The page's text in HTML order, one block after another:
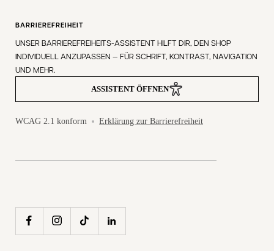
BARRIEREFREIHEIT
UNSER BARRIEREFREIHEITS-ASSISTENT HILFT DIR, DEN SHOP
INDIVIDUELL ANZUPASSEN — FÜR SCHRIFT, KONTRAST, NAVIGATION
UND MEHR.
ASSISTENT ÖFFNEN
WCAG 2.1 konform Erklärung zur Barrierefreiheit